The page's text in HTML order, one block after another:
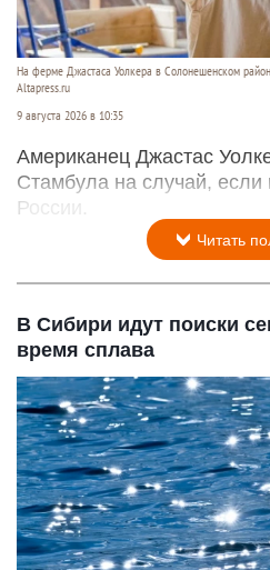
На ферме Джастаса Уолкера в Солонешенском
Altapress.ru
9 августа 2026 в 10:35
Американец Джастас
Стамбула на случай, если
России.
Читать
В Сибири идут поиски
время сплава